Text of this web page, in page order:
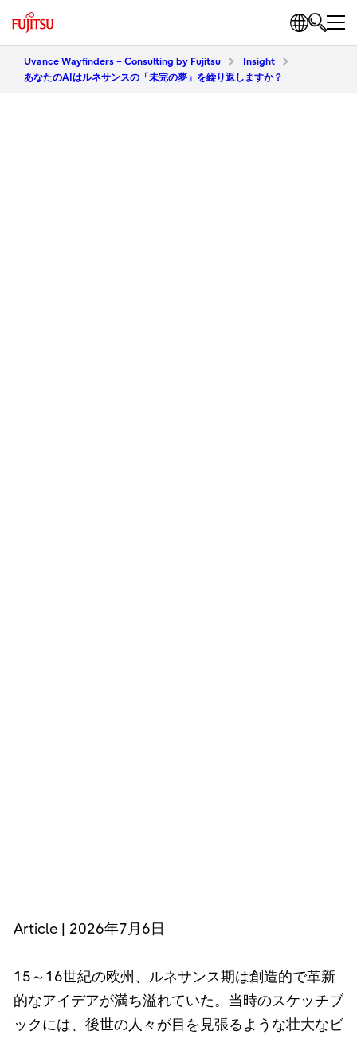
Uvance Wayfinders – Consulting by Fujitsu
Insight
あなたのAIはルネサンスの「未完の夢」を繰り返しますか？
Article | 2026年7月6日
15～16世紀の欧州、ルネサンス期は創造的で革新
的なアイデアが満ち溢れていた。当時のスケッチブ
ックには、後世の人々が目を見張るような壮大なビ